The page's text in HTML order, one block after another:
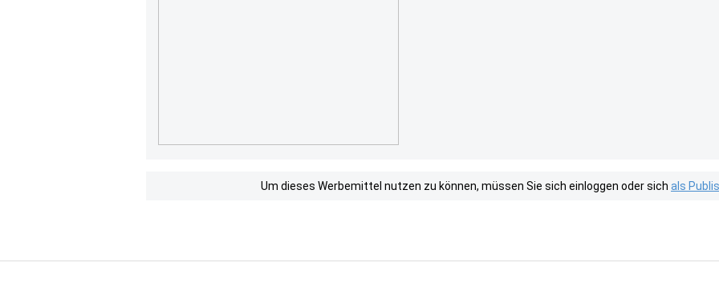
Um dieses Werbemittel nutzen zu können, müssen Sie sich einloggen oder sich als